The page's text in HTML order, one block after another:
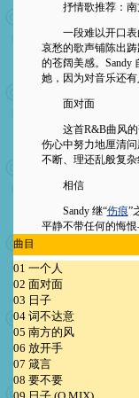
抒情歌推荐：南
一段难以开口表白
哀愁的歌声铺陈出
的苍阔美感。
她，因为对音乐还
面对面
这首R&B曲风的
伤心中努力地厘清
不断、理还乱般复杂
相信
Sandy 继“伤痕”
平静不带任何的悔
曲目
01 一个人
02 面对面
03 日子
04 词不达意
05 南方的风
06 放开手
07 箴言
08 要不要